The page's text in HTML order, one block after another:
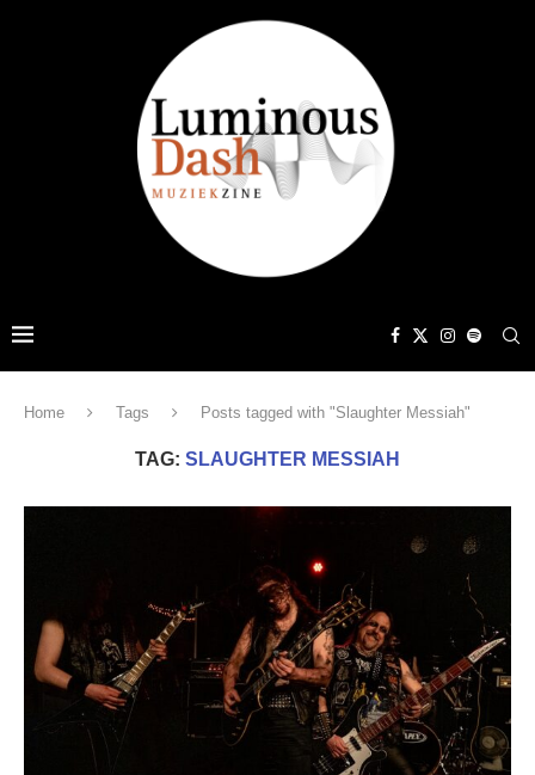
Home Tags Posts tagged with "Slaughter Messiah"
TAG: SLAUGHTER MESSIAH